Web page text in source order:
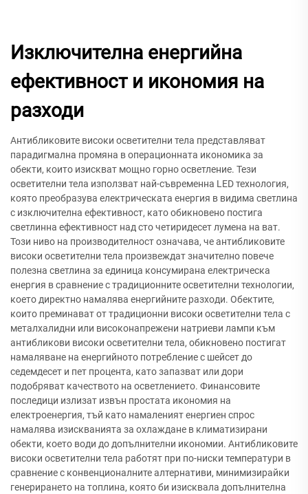
Изключителна енергийна
ефективност и икономия на
разходи
Антибликовите високи осветителни тела представляват
парадигмална промяна в операционната икономика за
обекти, които изискват мощно горно осветление. Тези
осветителни тела използват най-съвременна LED технология,
която преобразува електрическата енергия в видима светлина
с изключителна ефективност, като обикновено постига
светлинна ефективност над сто четиридесет лумена на ват.
Този ниво на производителност означава, че антибликовите
високи осветителни тела произвеждат значително повече
полезна светлина за единица консумирана електрическа
енергия в сравнение с традиционните осветителни технологии,
което директно намалява енергийните разходи. Обектите,
които преминават от традиционни високи осветителни тела с
металхалидни или високонапрежени натриеви лампи към
антибликови високи осветителни тела, обикновено постигат
намаляване на енергийното потребление с шейсет до
седемдесет и пет процента, като запазват или дори
подобряват качеството на осветлението. Финансовите
последици излизат извън простата икономия на
електроенергия, тъй като намаленият енергиен спрос
намалява изискванията за охлаждане в климатизирани
обекти, което води до допълнителни икономии. Антибликовите
високи осветителни тела работят при по-ниски температури в
сравнение с конвенционалните алтернативи, минимизирайки
генерирането на топлина, която би изисквала допълнителна